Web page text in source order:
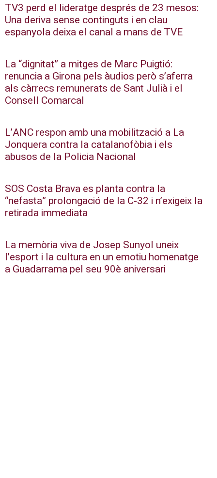
TV3 perd el lideratge després de 23 mesos:
Una deriva sense continguts i en clau
espanyola deixa el canal a mans de TVE
La “dignitat” a mitges de Marc Puigtió:
renuncia a Girona pels àudios però s’aferra
als càrrecs remunerats de Sant Julià i el
Consell Comarcal
L’ANC respon amb una mobilització a La
Jonquera contra la catalanofòbia i els
abusos de la Policia Nacional
SOS Costa Brava es planta contra la
“nefasta” prolongació de la C-32 i n’exigeix la
retirada immediata
La memòria viva de Josep Sunyol uneix
l’esport i la cultura en un emotiu homenatge
a Guadarrama pel seu 90è aniversari